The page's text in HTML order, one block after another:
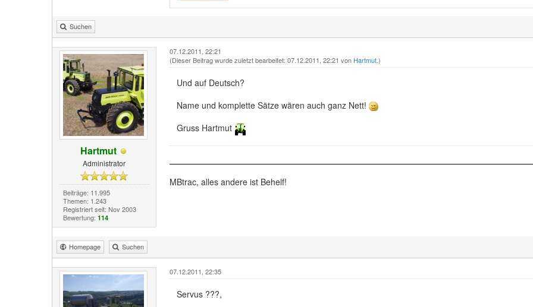
Suchen
Hartmut
Administrator
Beiträge: 11.995
Themen: 1.243
Registriert seit: Nov 2003
Bewertung: 114
07.12.2011, 22:21
(Dieser Beitrag wurde zuletzt bearbeitet: 07.12.2011, 22:21 von Hartmut.)
Und auf Deutsch?
Name und komplette Sätze wären auch ganz Nett!
Gruss Hartmut
MBtrac, alles andere ist Behelf!
Homepage Suchen
07.12.2011, 22:35
Servus ???,